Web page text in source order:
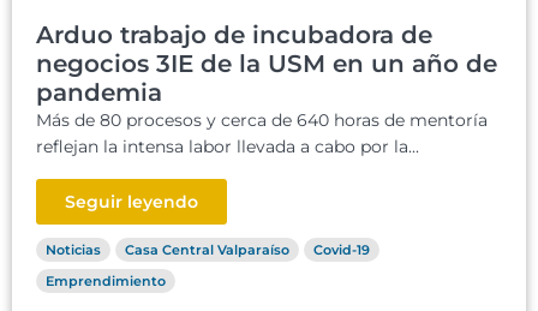
Arduo trabajo de incubadora de
negocios 3IE de la USM en un año de
pandemia
Más de 80 procesos y cerca de 640 horas de mentoría
reflejan la intensa labor llevada a cabo por la...
Seguir leyendo
Noticias Casa Central Valparaíso
Covid-19
Emprendimiento